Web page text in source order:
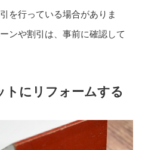
を行っている場合がありま
ンや割引は、事前に確認して
トにリフォームする